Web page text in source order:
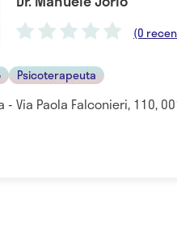
(0
Psicoterapeuta
- Via Paola Falconieri, 110,